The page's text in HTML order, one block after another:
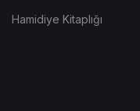
Hamidiye Kitaplığı